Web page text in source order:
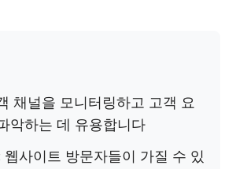
채널을 모니터링하고 고객 요
악하는 데 유용합니다
웹사이트 방문자들이 가질 수 있